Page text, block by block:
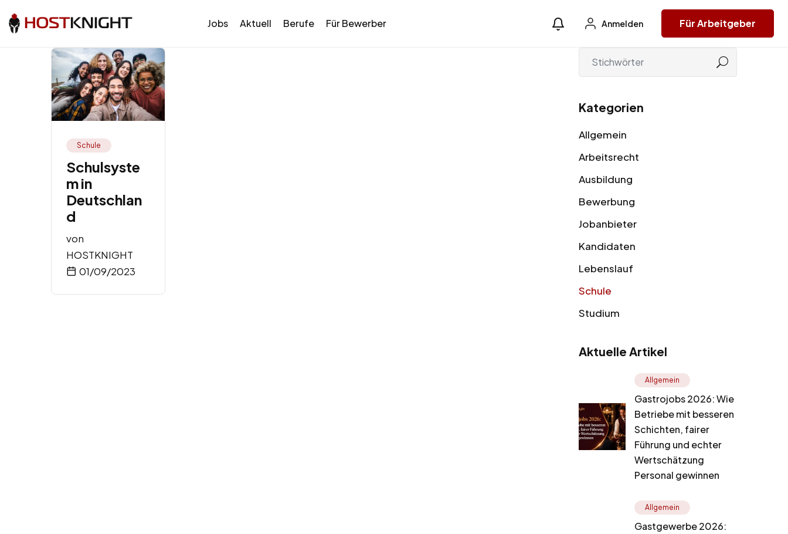
Jobs Aktuell Berufe Für Bewerber Anmelden Für Arbeitgeber
Schule
Schulsyste
m in
Deutschlan
d
von
HOSTKNIGHT
01/09/2023
Kategorien
Allgemein
Arbeitsrecht
Ausbildung
Bewerbung
Jobanbieter
Kandidaten
Lebenslauf
Schule
Studium
Aktuelle Artikel
Allgemein
Gastrojobs 2026: Wie
Betriebe mit besseren
Schichten, fairer
Führung und echter
Wertschätzung
Personal gewinnen
Allgemein
Gastgewerbe 2026: